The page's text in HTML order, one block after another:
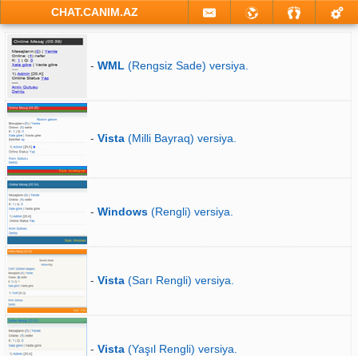
CHAT.CANIM.AZ
- WML (Rengsiz Sade) versiya.
- Vista (Milli Bayraq) versiya.
- Windows (Rengli) versiya.
- Vista (Sarı Rengli) versiya.
- Vista (Yaşıl Rengli) versiya.